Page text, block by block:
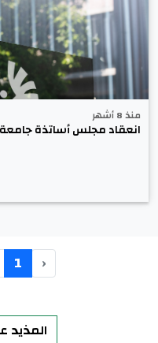
منذ 8 أشهر
انعقاد مجلس أساتذة
‹
1
المذيد